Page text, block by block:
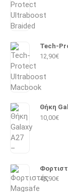
12,90€
10,00€
45,90€